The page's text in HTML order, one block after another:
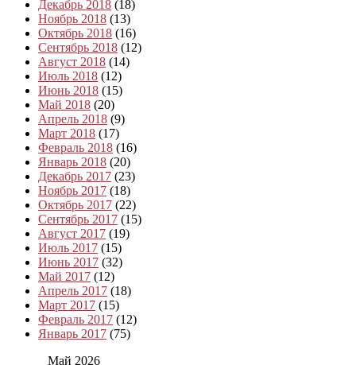
Декабрь 2018 (18)
Ноябрь 2018 (13)
Октябрь 2018 (16)
Сентябрь 2018 (12)
Август 2018 (14)
Июль 2018 (12)
Июнь 2018 (15)
Май 2018 (20)
Апрель 2018 (9)
Март 2018 (17)
Февраль 2018 (16)
Январь 2018 (20)
Декабрь 2017 (23)
Ноябрь 2017 (18)
Октябрь 2017 (22)
Сентябрь 2017 (15)
Август 2017 (19)
Июль 2017 (15)
Июнь 2017 (32)
Май 2017 (12)
Апрель 2017 (18)
Март 2017 (15)
Февраль 2017 (12)
Январь 2017 (75)
Май 2026